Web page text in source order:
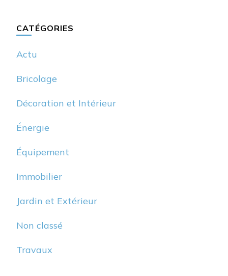
CATÉGORIES
Actu
Bricolage
Décoration et Intérieur
Énergie
Équipement
Immobilier
Jardin et Extérieur
Non classé
Travaux